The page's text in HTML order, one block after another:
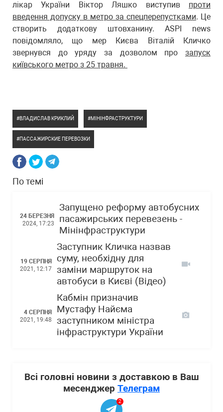
лікар України Віктор Ляшко виступив проти
введення допуску в метро за спецперепустками. Це
створить додаткову штовханину. ASPI news
повідомляло, що мер Києва Віталій Кличко
звернувся до уряду за дозволом про запуск
київського метро з 25 травня.
ВЛАДИСЛАВ КРИКЛИЙ МІНІНФРАСТРУКТУРИ
ПАССАЖИРСКИЕ ПЕРЕВОЗКИ
По темі
24 БЕРЕЗНЯ
2024, 17:23
Запущено реформу автобусних
пасажирських перевезень -
Мінінфраструктури
19 СЕРПНЯ
2021, 12:17
Заступник Кличка назвав
суму, необхідну для
заміни маршруток на
автобуси в Києві (Відео)
4 СЕРПНЯ
2021, 19:48
Кабмін призначив
Мустафу Найєма
заступником міністра
інфраструктури України
Всі головні новини з доставкою в Ваш
месенджер Телеграм
2